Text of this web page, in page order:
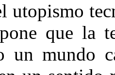
utopismo
que la
un mundo